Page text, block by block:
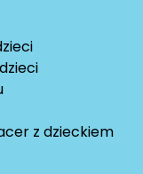
z dzieckiem